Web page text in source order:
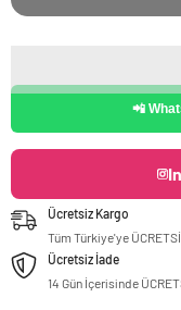
📲
Ücretsiz Kargo
Tüm Türkiye'ye
Ücretsiz İade
14 Gün İçerisinde